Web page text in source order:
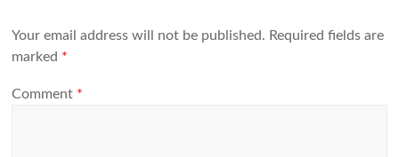
Your email address will not be published. Required fields are
marked *
Comment *